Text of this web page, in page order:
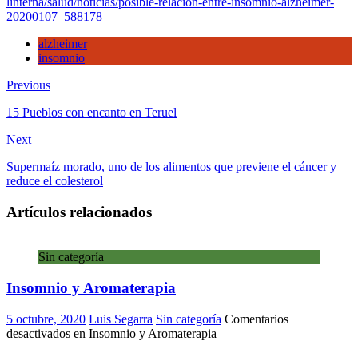
20200107_588178
alzheimer
insomnio
Previous
15 Pueblos con encanto en Teruel
Next
Supermaíz morado, uno de los alimentos que previene el cáncer y
reduce el colesterol
Artículos relacionados
Sin categoría
Insomnio y Aromaterapia
5 octubre, 2020 Luis Segarra Sin categoría Comentarios
desactivados en Insomnio y Aromaterapia